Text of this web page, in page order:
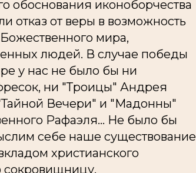
обоснования иконоборчества
отказ от веры в возможность
мира,
людей. В случае победы
у нас не было бы ни
ни "Троицы" Андрея
Вечери" и "Мадонны"
Рафаэля... Не было бы
себе наше существование
христианского
сокровищницу.